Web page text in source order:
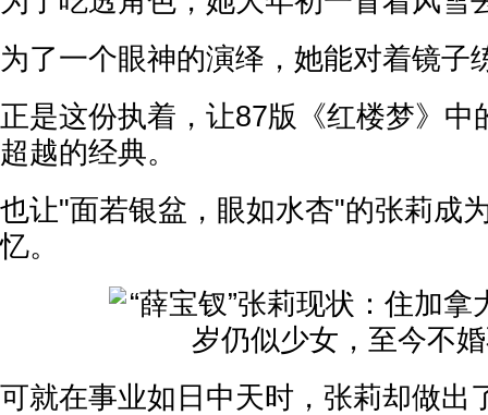
为了一个眼神的演绎，她能对着镜子
正是这份执着，让87版《红楼梦》中
超越的经典。
也让"面若银盆，眼如水杏"的张莉成
忆。
可就在事业如日中天时，张莉却做出